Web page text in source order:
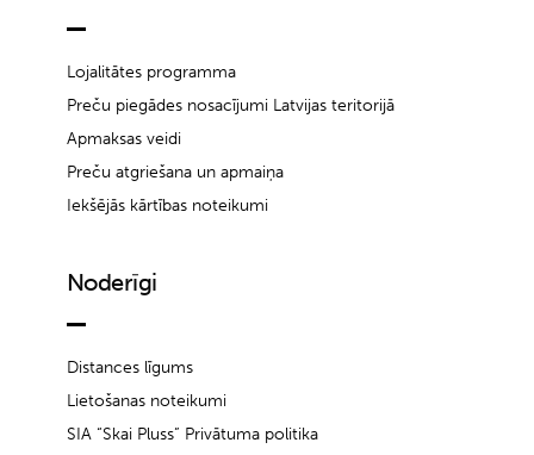
Lojalitātes programma
Preču piegādes nosacījumi Latvijas teritorijā
Apmaksas veidi
Preču atgriešana un apmaiņa
Iekšējās kārtības noteikumi
Noderīgi
Distances līgums
Lietošanas noteikumi
SIA “Skai Pluss” Privātuma politika